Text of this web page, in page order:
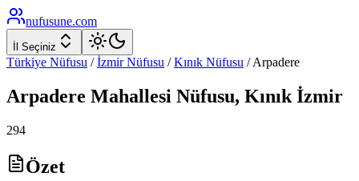
nufusune.com
İl Seçiniz
Türkiye Nüfusu / İzmirNüfusu / Kınık Nüfusu /Arpadere
Arpadere Mahallesi Nüfusu, Kınık İzmir
294
Özet